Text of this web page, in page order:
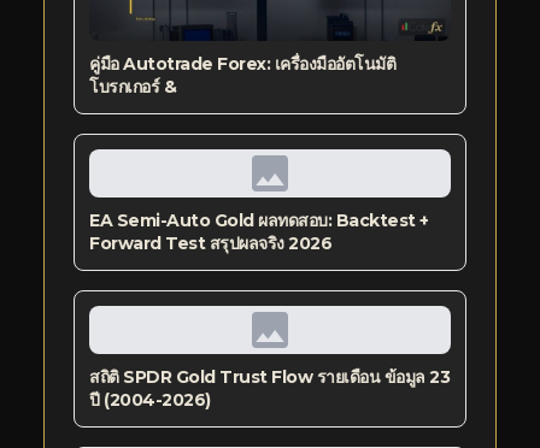
คู่มือ Autotrade Forex: เครื่องมืออัตโนมัติ
โบรกเกอร์ &
EA Semi-Auto Gold ผลทดสอบ: Backtest +
Forward Test สรุปผลจริง 2026
สถิติ SPDR Gold Trust Flow รายเดือน ข้อมูล 23
ปี (2004-2026)